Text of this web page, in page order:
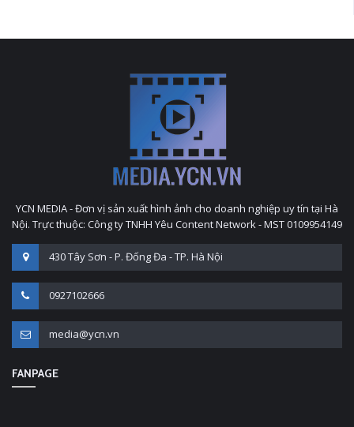
YCN MEDIA - Đơn vị sản xuất hình ảnh cho doanh nghiệp uy tín tại Hà
Nội. Trực thuộc: Công ty TNHH Yêu Content Network - MST 0109954149
430 Tây Sơn - P. Đống Đa - TP. Hà Nội
0927102666
media@ycn.vn
FANPAGE